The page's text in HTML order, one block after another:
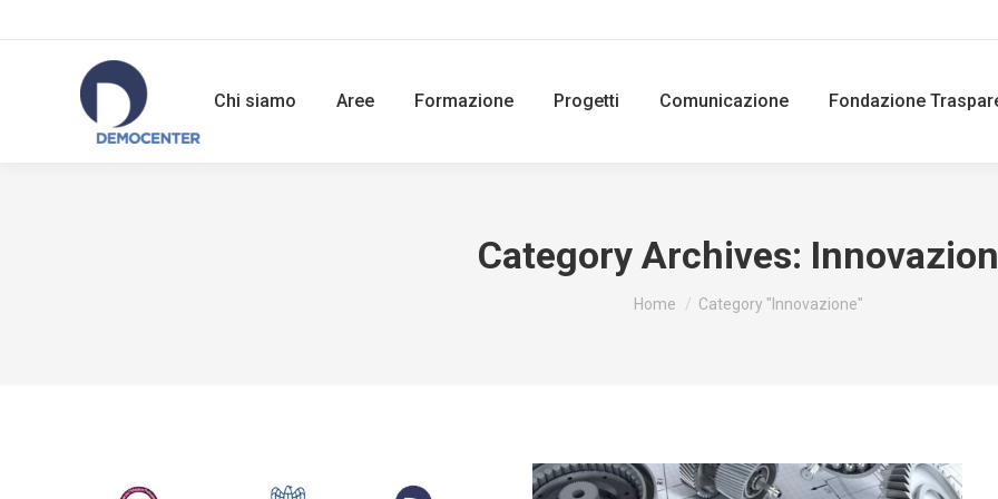
Chi siamo Aree Formazione Progetti Comunicazione Fondazione
Category Archives:
You are here:
Home Category "Innovazione"